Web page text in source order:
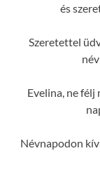
és
Szeretettel
Evelina, ne félj
Névnapodon